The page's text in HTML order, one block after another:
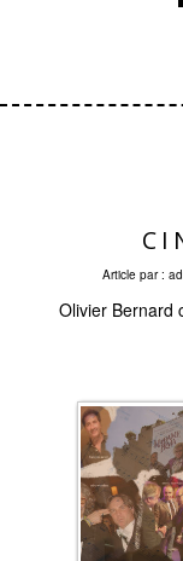
Article par :
Olivier Bernard